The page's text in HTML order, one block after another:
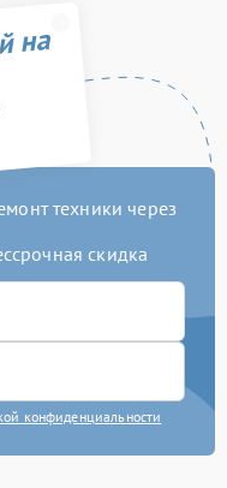
на
техники через
скидка
конфиденциальности